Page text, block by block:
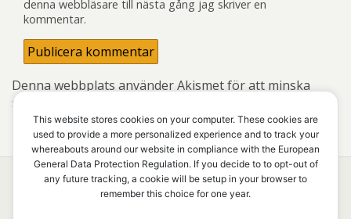
denna webbläsare till nästa gång jag skriver en
kommentar.
Denna webbplats använder Akismet för att minska
skräppost.
bearbetas.
This website stores cookies on your computer. These cookies are
used to provide a more personalized experience and to track your
whereabouts around our website in compliance with the European
General Data Protection Regulation. If you decide to to opt-out of
any future tracking, a cookie will be setup in your browser to
remember this choice for one year.